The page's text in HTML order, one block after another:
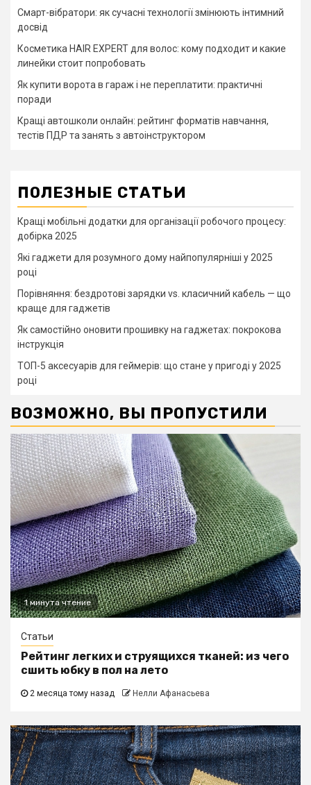
Смарт-вібратори: як сучасні технології змінюють інтимний
досвід
Косметика HAIR EXPERT для волос: кому подходит и какие
линейки стоит попробовать
Як купити ворота в гараж і не переплатити: практичні
поради
Кращі автошколи онлайн: рейтинг форматів навчання,
тестів ПДР та занять з автоінструктором
ПОЛЕЗНЫЕ СТАТЬИ
Кращі мобільні додатки для організації робочого процесу:
добірка 2025
Які гаджети для розумного дому найпопулярніші у 2025
році
Порівняння: бездротові зарядки vs. класичний кабель — що
краще для гаджетів
Як самостійно оновити прошивку на гаджетах: покрокова
інструкція
ТОП-5 аксесуарів для геймерів: що стане у пригоді у 2025
році
ВОЗМОЖНО, ВЫ ПРОПУСТИЛИ
1 минута чтение
Статьи
Рейтинг легких и струящихся тканей: из чего
сшить юбку в пол на лето
2 месяца тому назад Нелли Афанасьева